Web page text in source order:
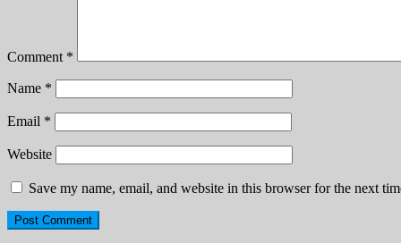
Comment *
Name *
Email *
Website
Save my name, email, and website in this browser for the next